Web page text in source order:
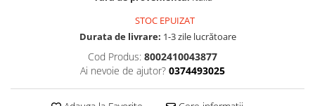
Solutie de indepartat rugina si
Sapun lichid, sapun
Tratament pentru par, conditioner
pentru par, masca de par
STOC EPUIZAT
Durata de livrare: 1-3 zile lucrătoare
Cod Produs: 8002410043877
Ai nevoie de ajutor? 0374493025